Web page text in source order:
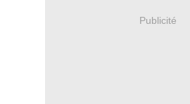
Publicité